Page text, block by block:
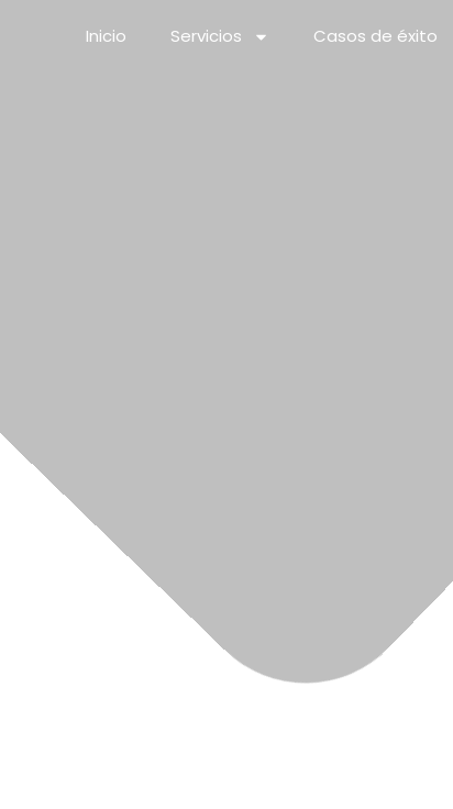
Inicio Servicios Casos de éxito